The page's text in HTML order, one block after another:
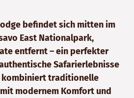
befindet sich mitten im
East Nationalpark,
entfernt – ein perfekter
Safarierlebnisse
kombiniert traditionelle
modernem Komfort und